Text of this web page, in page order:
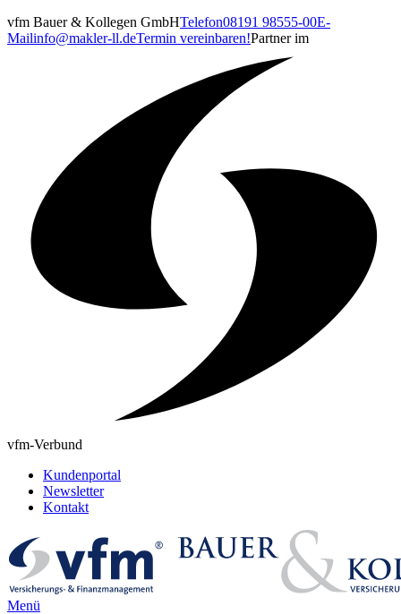
vfm Bauer & Kollegen GmbHTelefon08191 98555-00E-
Mailinfo@makler-ll.deTermin vereinbaren!Partner im
vfm-Verbund
Kundenportal
Newsletter
Kontakt
Menü